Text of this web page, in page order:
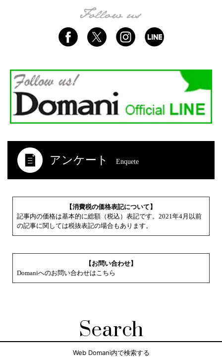
アンケート Enquete
【消費税の価格表記について】
記事内の価格は基本的に総額（税込）表記です。2021年4月以前
の記事に関しては税抜表記の場合もあります。
【お問い合わせ】
Domaniへのお問い合わせはこちら
Search
Web Domani内で検索する